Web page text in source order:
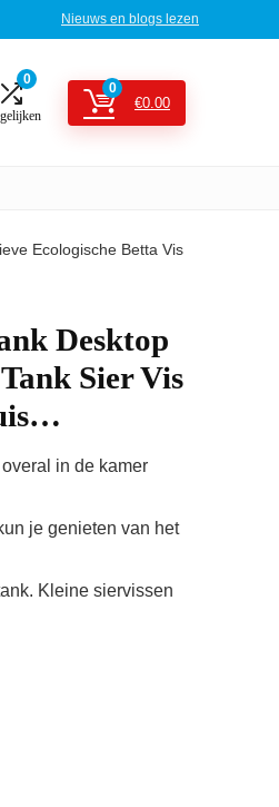
Nieuws en blogs lezen
0
0
€0.00
Ecologische Betta Vis
Desktop
Sier Vis
in de kamer
je genieten van het
Kleine siervissen